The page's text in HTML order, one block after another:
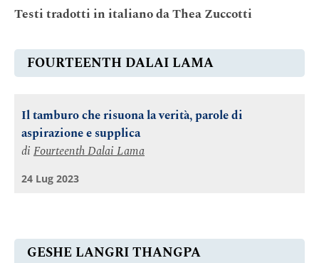
Testi tradotti in italiano da Thea Zuccotti
FOURTEENTH DALAI LAMA
Il tamburo che risuona la verità, parole di
aspirazione e supplica
di Fourteenth Dalai Lama
24 Lug 2023
GESHE LANGRI THANGPA